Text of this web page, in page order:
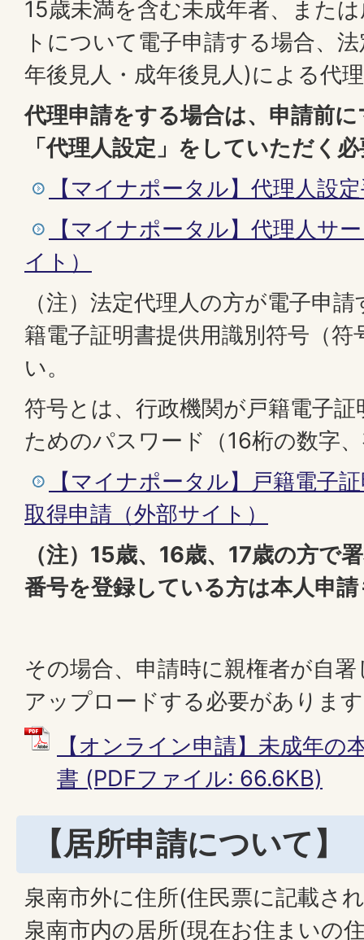
15歳未満を含む未成年者、また
トについて電子申請する場合、
年後見人・成年後見人)による代
代理申請をする場合は、申請前
「代理人設定」をしていただく
【マイナポータル】代理人設
【マイナポータル】代理人サ
イト）
（注）法定代理人の方が電子申
籍電子証明書提供用識別符号（
い。
符号とは、行政機関が戸籍電子
ためのパスワード（16桁の数字
【マイナポータル】戸籍電子
取得申請（外部サイト）
（注） 15歳、16歳、17歳の方で
番号を登録している方は本人申
その場合、申請時に親権者が自
アップロードする必要がありま
【オンライン申請】未成年の
書 (PDFファイル: 66.6KB)
【居所申請について】
泉南市外に住所(住民票に記載さ
泉南市内の居所(現在お住まいの